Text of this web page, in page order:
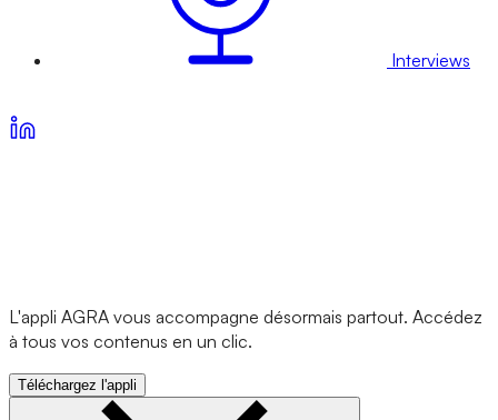
Interviews
L'appli AGRA vous accompagne désormais partout. Accédez
à tous vos contenus en un clic.
Téléchargez l'appli